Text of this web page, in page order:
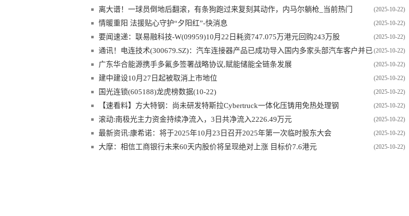
(2025-10-22)
离大谱！一球员倒地后翻滚，有条狗跑过来复刻其动作，内马尔躺枪_当前热门
(2025-10-22)
情暖重阳 法援贴心守护“夕阳红”-快消息
(2025-10-22)
要闻速递：联易融科技-W(09959)10月22日耗资747.075万港元回购243万股
(2025-10-22)
通讯！电连技术(300679.SZ)：汽车连接器产品已成功导入国内多家头部汽车客户并已
实现大规模供货
(2025-10-22)
广东华合能源携手多氟多签署战略协议,赋能储能全链条发展
(2025-10-22)
建中建设10月27日起被取消上市地位
(2025-10-22)
国光连锁(605188)龙虎榜数据(10-22)
(2025-10-22)
【速看料】方大特钢：尚未研发特斯拉Cybertruck一体化压铸用免热处理钢
(2025-10-22)
滚动:南极光主力资金持续净流入，3日共净流入2226.49万元
(2025-10-22)
最新资讯:康希诺：将于2025年10月23日召开2025年第一次临时股东大会
(2025-10-22)
大摩：相信工商银行未来60天内股价将呈现绝对上涨 目标价7.6港元